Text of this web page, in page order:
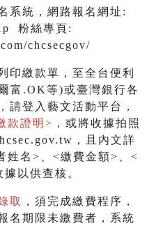
系統，網路報名網址:
粉絲專頁:
chcsecgov/
繳款單，至全台便利
富.OK等)或臺灣銀行各
請登入藝文活動平台，
款證明> ，或將收據拍照
，且內文詳
姓名>、<繳費金額>、<
以供查核。
取
，須完成繳費程序，
名期限未繳費者，系統